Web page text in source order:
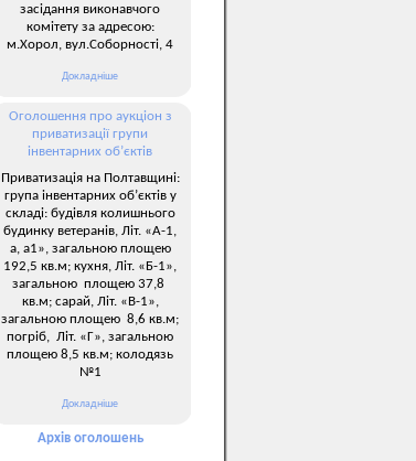
засідання виконавчого
комітету за адресою:
м.Хорол, вул.Соборності, 4
Докладніше
Оголошення про аукціон з
приватизації групи
інвентарних об’єктів
Приватизація на Полтавщині:
група інвентарних об’єктів у
складі: будівля колишнього
будинку ветеранів, Літ. «А-1,
а, а1», загальною площею
192,5 кв.м; кухня, Літ. «Б-1»,
загальною площею 37,8
кв.м; сарай, Літ. «В-1»,
загальною площею 8,6 кв.м;
погріб, Літ. «Г», загальною
площею 8,5 кв.м; колодязь
№1
Докладніше
Архів оголошень